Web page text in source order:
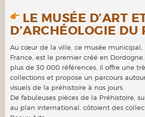
LE MUSÉE D’ART
D’ARCHÉOLOGIE DU
Au cœur de la ville, ce musée municipal,
France, est le premier créé en
plus de 30 000 références, il offre une
collections et propose un parcours
visuels de la préhistoire à nos jours.
De fabuleuses pièces de la Préhistoire,
au plan international, côtoient des